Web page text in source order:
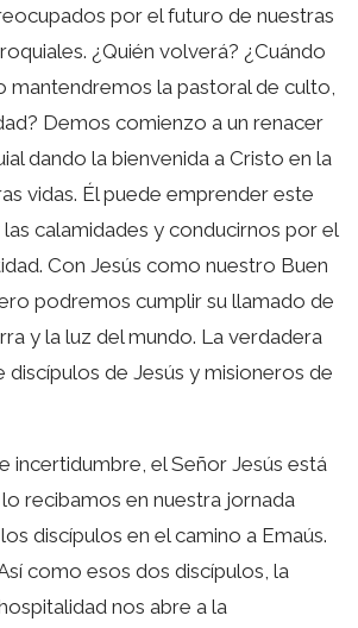
por el futuro de nuestras
¿Quién volverá? ¿Cuándo
mantendremos la pastoral de culto,
Demos comienzo a un renacer
dando la bienvenida a Cristo en la
vidas. Él puede emprender este
calamidades y conducirnos por el
Con Jesús como nuestro Buen
podremos cumplir su llamado de
y la luz del mundo. La verdadera
discípulos de Jesús y misioneros de
incertidumbre, el Señor Jesús está
recibamos en nuestra jornada
discípulos en el camino a Emaús.
como esos dos discípulos, la
nos abre a la